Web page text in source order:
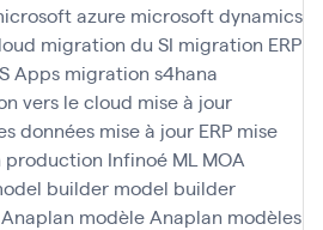
azure microsoft dynamics
migration du SI migration ERP
Apps migration s4hana
vers le cloud mise à jour
données mise à jour ERP mise
production Infinoé ML MOA
builder model builder
modèle Anaplan modèles